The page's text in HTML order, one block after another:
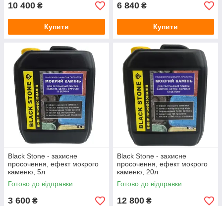
10 400 ₴
Купити
6 840 ₴
Купити
Black Stone - захисне
просочення, ефект мокрого
каменю, 5л
Готово до відправки
3 600 ₴
Black Stone - захисне
просочення, ефект мокрого
каменю, 20л
Готово до відправки
12 800 ₴